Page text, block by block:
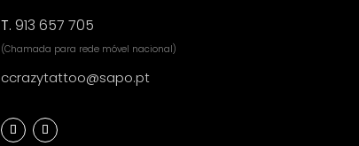
T. 913 657 705
(Chamada para rede móvel nacional)
ccrazytattoo@sapo.pt